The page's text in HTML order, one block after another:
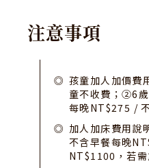
注意事項
孩童加人加價費
童不收費；②6
每晚NT$275 /
加人加床費用說
不含早餐每晚
NT$1100，若需